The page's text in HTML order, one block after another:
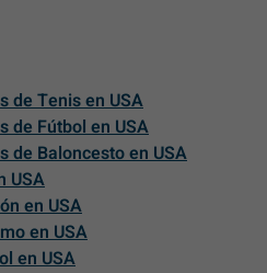
de Tenis en USA
de Fútbol en USA
de Baloncesto en USA
USA
en USA
en USA
en USA